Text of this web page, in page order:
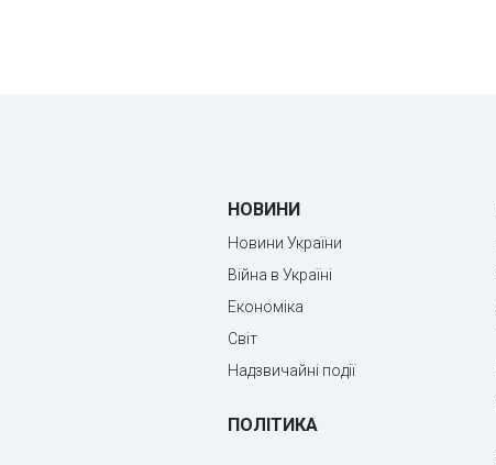
НОВИНИ
Новини України
Війна в Україні
Економіка
Світ
Надзвичайні події
ПОЛІТИКА